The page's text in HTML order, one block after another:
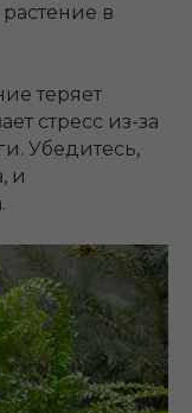
в
теряет
стресс из-за
Убедитесь,
и